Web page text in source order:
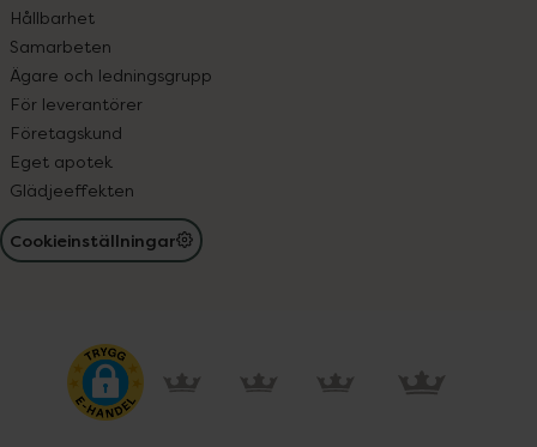
Hållbarhet
Samarbeten
Ägare och ledningsgrupp
För leverantörer
Företagskund
Eget apotek
Glädjeeffekten
Cookieinställningar